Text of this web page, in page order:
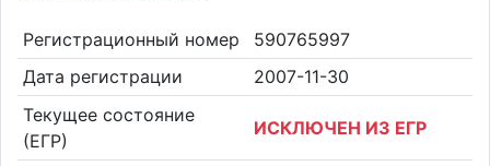
Регистрационный номер
590765997
Дата регистрации
2007-11-30
Текущее состояние
(ЕГР)
ИСКЛЮЧЕН ИЗ ЕГР